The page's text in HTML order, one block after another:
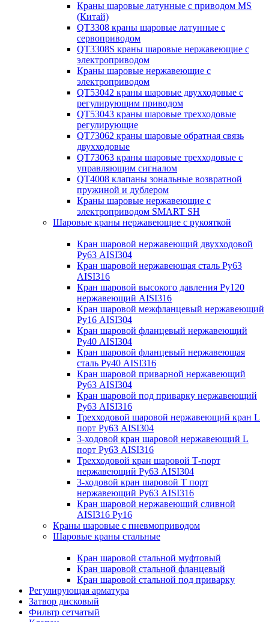
Краны шаровые латунные с приводом MS
(Китай)
QT3308 краны шаровые латунные с
сервоприводом
QT3308S краны шаровые нержавеющие с
электроприводом
Краны шаровые нержавеющие с
электроприводом
QT53042 краны шаровые двухходовые с
регулирующим приводом
QT53043 краны шаровые трехходовые
регулирующие
QT73062 краны шаровые обратная связь
двухходовые
QT73063 краны шаровые трехходовые с
управляющим сигналом
QT4008 клапаны зональные возвратной
пружиной и дублером
Краны шаровые нержавеющие с
электроприводом SMART SH
Шаровые краны нержавеющие с рукояткой
Кран шаровой нержавеющий двухходовой
Ру63 AISI304
Кран шаровой нержавеющая сталь Ру63
AISI316
Кран шаровой высокого давления Ру120
нержавеющий AISI316
Кран шаровой межфланцевый нержавеющий
Ру16 AISI304
Кран шаровой фланцевый нержавеющий
Ру40 AISI304
Кран шаровой фланцевый нержавеющая
сталь Ру40 AISI316
Кран шаровой приварной нержавеющий
Ру63 AISI304
Кран шаровой под приварку нержавеющий
Ру63 AISI316
Трехходовой шаровой нержавеющий кран L
порт Ру63 AISI304
3-ходовой кран шаровой нержавеющий L
порт Ру63 AISI316
Трехходовой кран шаровой Т-порт
нержавеющий Ру63 AISI304
3-ходовой кран шаровой Т порт
нержавеющий Ру63 AISI316
Кран шаровой нержавеющий сливной
AISI316 Ру16
Краны шаровые с пневмоприводом
Шаровые краны стальные
Кран шаровой стальной муфтовый
Кран шаровой стальной фланцевый
Кран шаровой стальной под приварку
Регулирующая арматура
Затвор дисковый
Фильтр сетчатый